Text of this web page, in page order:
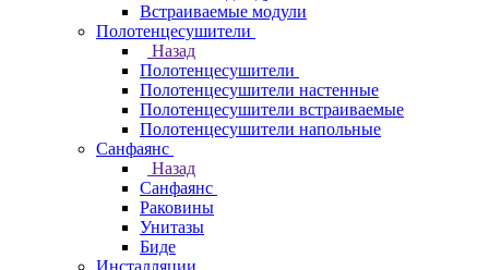
Встраиваемые модули
Полотенцесушители
Назад
Полотенцесушители
Полотенцесушители настенные
Полотенцесушители встраиваемые
Полотенцесушители напольные
Санфаянс
Назад
Санфаянс
Раковины
Унитазы
Биде
Инсталляции